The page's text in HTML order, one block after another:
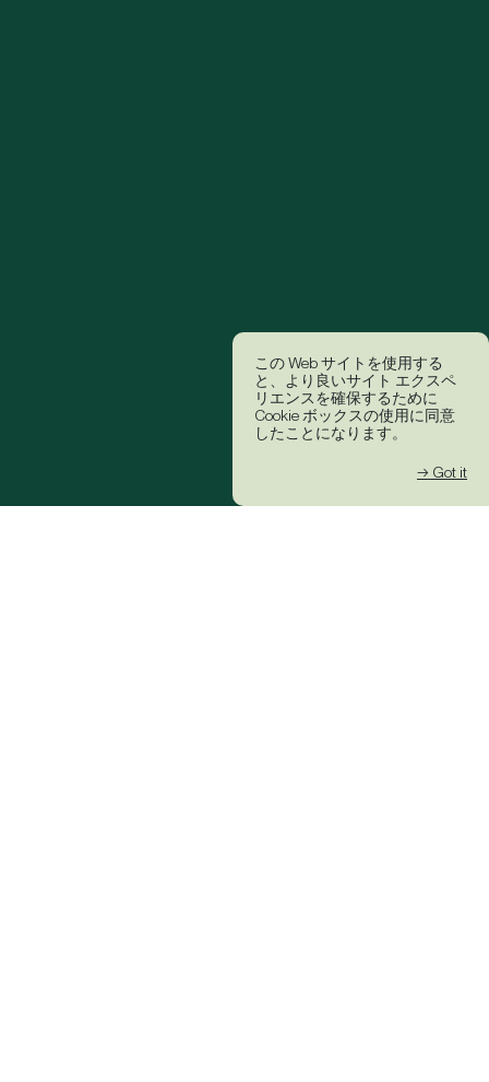
この Web サイトを使用する
と、より良いサイト エクスペ
リエンスを確保するために
Cookie ボックスの使用に同意
したことになります。
→ Got it